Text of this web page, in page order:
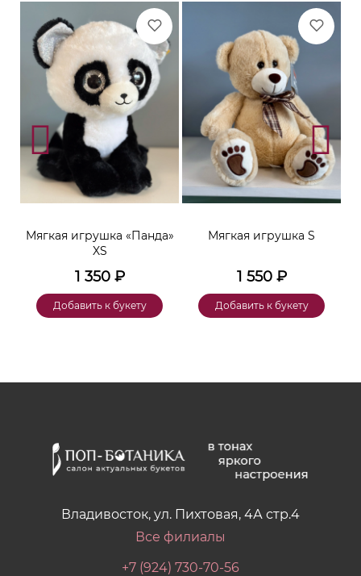
Мягкая игрушка «Панда»
XS
1 350₽
Добавить к букету
Мягкая игрушка S
1 550₽
Добавить к букету
Владивосток, ул. Пихтовая, 4А стр.4
Все филиалы
+7 (924) 730-70-56